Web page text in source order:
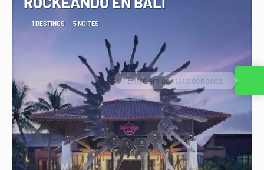
1 DESTINOS 5 NOITES
Entre em contato conosco